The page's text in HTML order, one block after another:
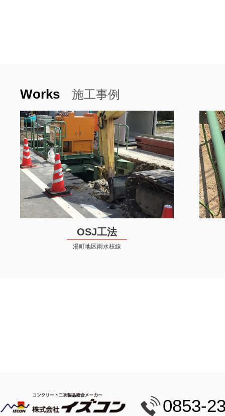
Works 施工事例
OSJ工法
湯町地区雨水枝線
0853-